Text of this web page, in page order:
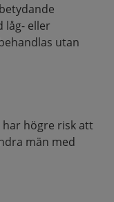
låg- eller
utan
högre risk att
män med